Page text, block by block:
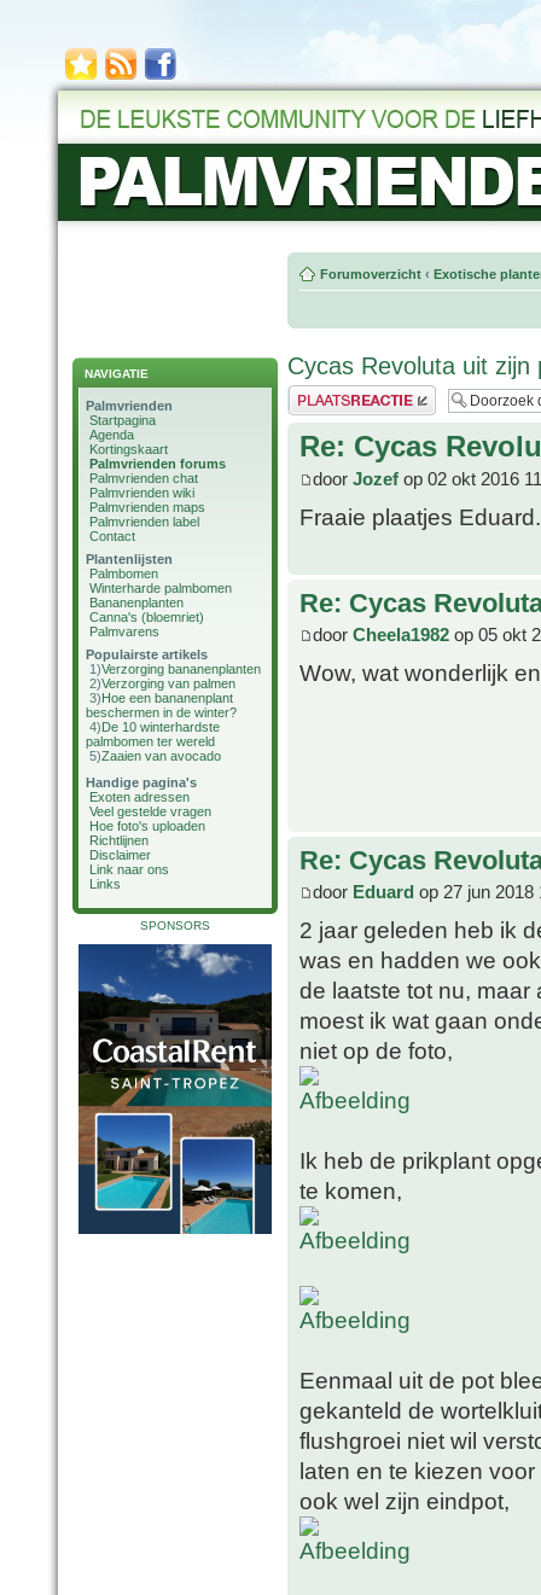
NAVIGATIE
Palmvrienden
Startpagina
Agenda
Kortingskaart
Palmvrienden forums
Palmvrienden chat
Palmvrienden wiki
Palmvrienden maps
Palmvrienden label
Contact
Plantenlijsten
Palmbomen
Winterharde palmbomen
Bananenplanten
Canna's (bloemriet)
Palmvarens
Populairste artikels
1)Verzorging bananenplanten
2)Verzorging van palmen
3)Hoe een bananenplant
beschermen in de winter?
4)De 10 winterhardste
palmbomen ter wereld
5)Zaaien van avocado
Handige pagina's
Exoten adressen
Veel gestelde vragen
Hoe foto's uploaden
Richtlijnen
Disclaimer
Link naar ons
Links
SPONSORS
Forumoverzicht ‹ Exotische
Cycas Revoluta uit zijn
Plaats een reactie
Re: Cycas
door Jozef op 02 okt 2016
Fraaie plaatjes
Re: Cycas
door Cheela1982 op 05 okt
Wow, wat wonderlijk
Re: Cycas
door Eduard op 27 jun 2018
2 jaar geleden heb ik
was en hadden we
de laatste tot nu,
moest ik wat gaan
niet op de foto,
Ik heb de prikplant
te komen,
Eenmaal uit de pot
gekanteld de
flushgroei niet wil
laten en te kiezen
ook wel zijn eindpot,